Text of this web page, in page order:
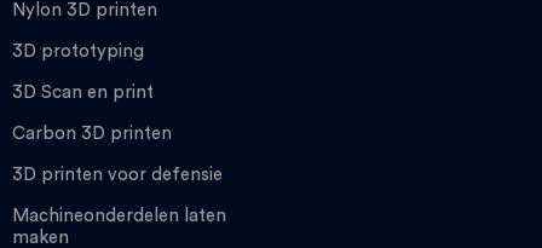
Nylon 3D printen
3D prototyping
3D Scan en print
Carbon 3D printen
3D printen voor defensie
Machineonderdelen laten
maken